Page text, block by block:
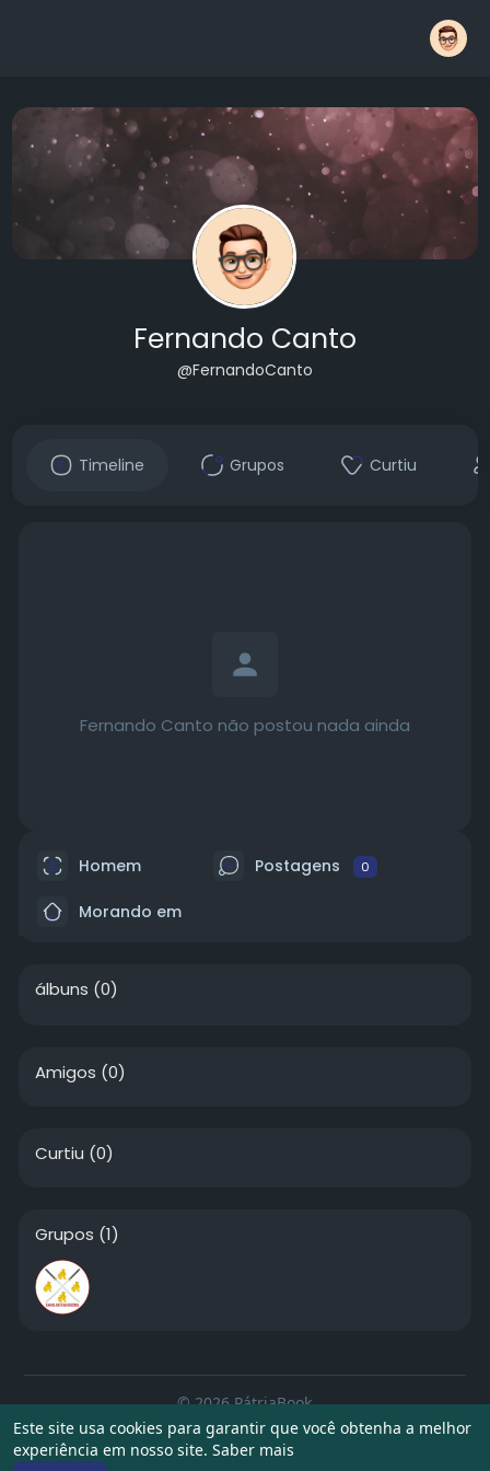
Este site usa cookies para garantir que você obtenha a melhor
experiência em nosso site. Saber mais
Fernando Canto
@FernandoCanto
Timeline Grupos Curtiu
Fernando Canto não postou nada ainda
Homem Postagens 0
Morando em
álbuns (0)
Amigos (0)
Curtiu (0)
Grupos (1)
© 2026 PátriaBook
Início
Sobre Contato Privacidade
Termos de Uso
Artigos